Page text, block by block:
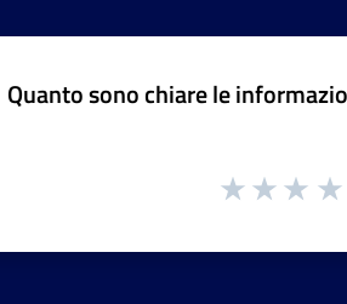
Quanto sono chiare le